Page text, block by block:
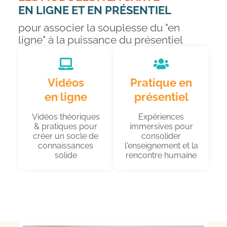
EN LIGNE ET EN PRÉSENTIEL
pour associer la souplesse du "en
ligne" à la puissance du présentiel
Vidéos
en ligne
Vidéos théoriques
& pratiques pour
créer un socle de
connaissances
solide
Pratique en
présentiel
Expériences
immersives pour
consolider
l'enseignement et la
rencontre humaine